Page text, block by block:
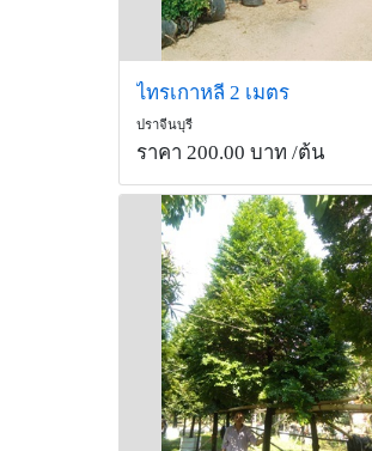
ไทรเกาหลี 2 เมตร
ปราจีนบุรี
ราคา 200.00 บาท /ต้น